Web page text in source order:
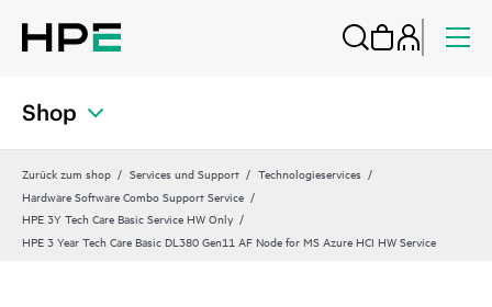
Shop
Zurück zum shop Services und Support
Technologieservices
Hardware Software Combo Support Service
HPE 3Y Tech Care Basic Service HW Only
HPE 3 Year Tech Care Basic DL380 Gen11 AF Node for MS Azure HCI HW Service